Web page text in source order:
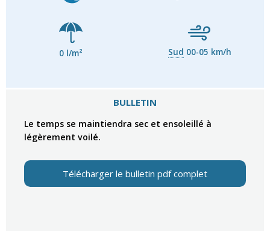
0 l/m² Sud 00-05 km/h
BULLETIN
Le temps se maintiendra sec et ensoleillé à
légèrement voilé.
Télécharger le bulletin pdf complet